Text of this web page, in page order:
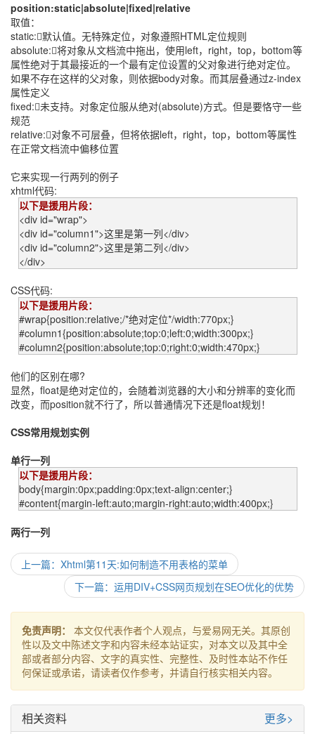
position:static|absolute|fixed|relative
取值：
static:默认值。无特殊定位，对象遵照HTML定位规则
absolute:将对象从文档流中拖出，使用left，right，top，bottom等
属性绝对于其最接近的一个最有定位设置的父对象进行绝对定位。
如果不存在这样的父对象，则依据body对象。而其层叠通过z-index
属性定义
fixed:未支持。对象定位服从绝对(absolute)方式。但是要恪守一些
规范
relative:对象不可层叠，但将依据left，right，top，bottom等属性
在正常文档流中偏移位置
它来实现一行两列的例子
xhtml代码:
以下是援用片段：
<div id="wrap">
<div id="column1">这里是第一列</div>
<div id="column2">这里是第二列</div>
</div>
CSS代码:
以下是援用片段：
#wrap{position:relative;/*绝对定位*/width:770px;}
#column1{position:absolute;top:0;left:0;width:300px;}
#column2{position:absolute;top:0;right:0;width:470px;}
他们的区别在哪?
显然，float是绝对定位的，会随着浏览器的大小和分辨率的变化而
改变，而position就不行了，所以普通情况下还是float规划！
CSS常用规划实例
单行一列
以下是援用片段：
body{margin:0px;padding:0px;text-align:center;}
#content{margin-left:auto;margin-right:auto;width:400px;}
两行一列
上一篇：Xhtml第11天:如何制造不用表格的菜单
下一篇：运用DIV+CSS网页规划在SEO优化的优势
免责声明：
本文仅代表作者个人观点，与爱易网无关。其原创
性以及文中陈述文字和内容未经本站证实，对本文以及其中全
部或者部分内容、文字的真实性、完整性、及时性本站不作任
何保证或承诺，请读者仅作参考，并请自行核实相关内容。
相关资料 更多>